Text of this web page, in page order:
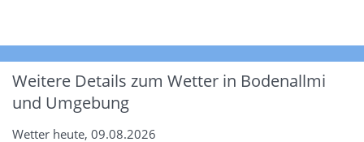
Weitere Details zum Wetter in Bodenallmi
und Umgebung
Wetter heute, 09.08.2026